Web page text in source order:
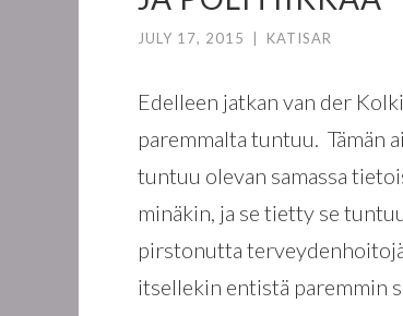
JULY 17, 2015 KATISAR
Edelleen jatkan van der
paremmalta tuntuu. Tämän
tuntuu olevan samassa
minäkin, ja se tietty se
pirstonutta
itsellekin entistä paremmin